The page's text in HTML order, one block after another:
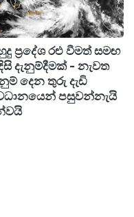
මවක් වීමට
ඉලෝන් මස්ක්
ස්වේච්ඡාවෙන්
වෙන්න ඕන වුණා.
කළා, මම ඒක
ප්‍රකාශ කර
ප්‍රදේශ රළු වීමත් සමඟ
දැනුම්දීමක් - නැවත
දෙන තුරු දැඩි
පසුවන්නැයි